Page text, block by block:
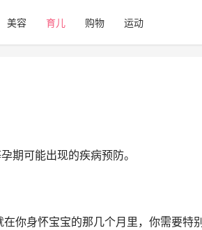
美容 育儿 购物 运动
期可能出现的疾病预防。
你身怀宝宝的那几个月里，你需要特